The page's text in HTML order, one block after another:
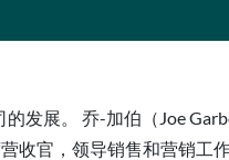
发展。 乔-加伯（Joe
官，领导销售和营销工